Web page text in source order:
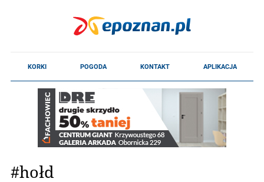
#hołd